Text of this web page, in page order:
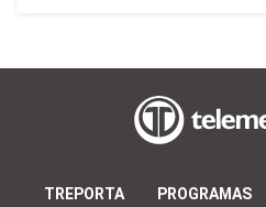
TREPORTA PROGRAMAS